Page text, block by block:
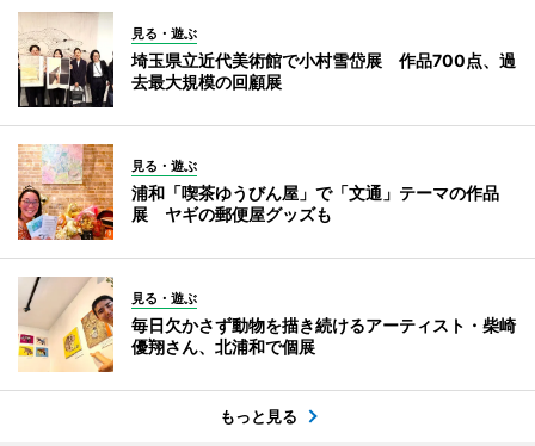
見る・遊ぶ
埼玉県立近代美術館で小村雪岱展 作品700点、過
去最大規模の回顧展
見る・遊ぶ
浦和「喫茶ゆうびん屋」で「文通」テーマの作品
展 ヤギの郵便屋グッズも
見る・遊ぶ
毎日欠かさず動物を描き続けるアーティスト・柴崎
優翔さん、北浦和で個展
もっと見る